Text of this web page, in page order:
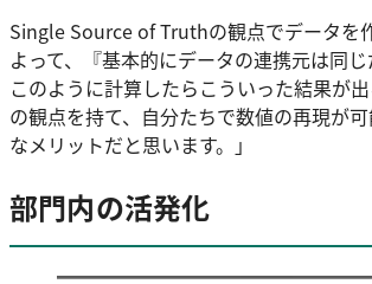
Single Source of Truthの観点でデータを
よって、『基本的にデータの連携元は同
このように計算したらこういった結果が
の観点を持て、自分たちで数値の再現が
なメリットだと思います。」
部門内の活発化